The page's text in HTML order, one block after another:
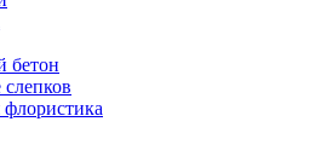
бетон
флористика